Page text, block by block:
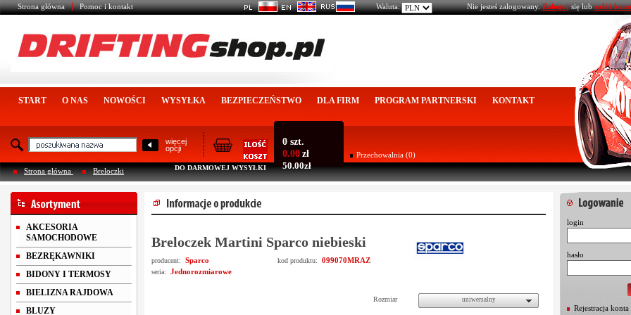
Strona główna Pomoc i kontakt Nie jesteś zalogowany.Zalogujsię lubzałóż
START O NAS NOWOŚCI WYSYŁKA BEZPIECZEŃSTWO DLA FIRM PROGRAM PARTNERSKI KONTAKT
więcej
opcji
0 szt.
0.00 zł
DO DARMOWEJ WYSYŁKI 50.00zł
Przechowalnia (0)
Strona główna
Breloczki
Waluta:
AKCESORIA
SAMOCHODOWE
BEZRĘKAWNIKI
BIDONY I TERMOSY
BIELIZNA RAJDOWA
BLUZY
Breloczek Martini Sparco niebieski
producent: Sparco kod produktu: 099070MRAZ
seria: Jednorozmiarowe
Rozmiar uniwersalny
login
hasło
Rejestracja konta